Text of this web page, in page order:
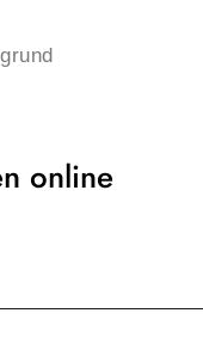
online